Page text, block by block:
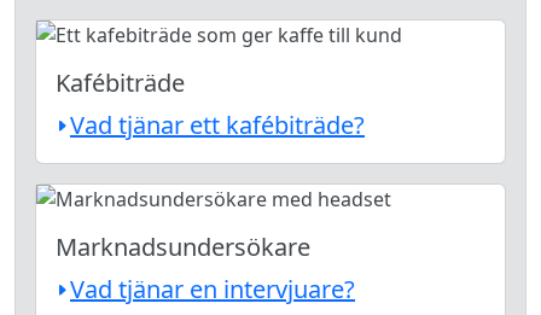
Kafébiträde
Vad tjänar ett kafébiträde?
Marknadsundersökare
Vad tjänar en intervjuare?